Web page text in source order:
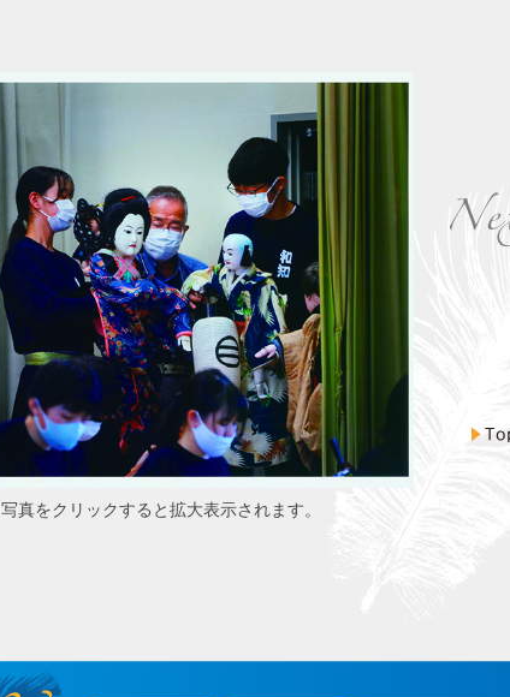
写真をクリックすると拡大表示されます。